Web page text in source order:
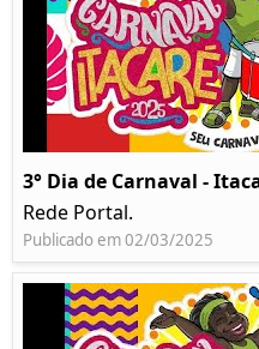
3° Dia de Carnaval -
Rede Portal.
Publicado em 02/03/2025